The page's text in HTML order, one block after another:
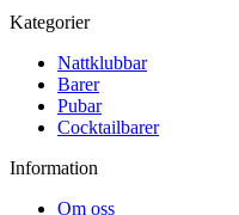
Kategorier
Nattklubbar
Barer
Pubar
Cocktailbarer
Information
Om oss